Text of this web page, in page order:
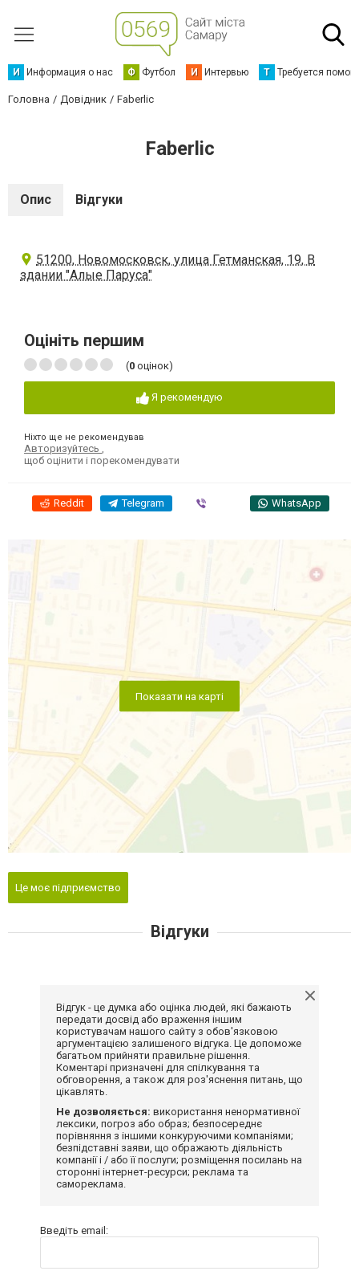
И Информация о нас Ф Футбол И Интервью Т Требуется
Головна Довідник Faberlic
Faberlic
Опис Відгуки
51200, Новомосковск, улица Гетманская, 19, В
здании "Алые Паруса"
Оцініть першим
(0 оцінок)
Я рекомендую
Ніхто ще не рекомендував
Авторизуйтесь
щоб оцінити і порекомендувати
Reddit Telegram WhatsApp
Показати на карті
Це моє підприємство
Відгуки
Відгук - це думка або оцінка людей, які бажають
передати досвід або враження іншим
користувачам нашого сайту з обов'язковою
аргументацією залишеного відгука. Це допоможе
багатьом прийняти правильне рішення.
Коментарі призначені для спілкування та
обговорення, а також для роз'яснення питань, що
цікавлять.
Не дозволяється: використання ненормативної
лексики, погроз або образ; безпосереднє
порівняння з іншими конкуруючими компаніями;
безпідставні заяви, що ображають діяльність
компанії і / або її послуги; розміщення посилань на
сторонні інтернет-ресурси; реклама та
самореклама.
Введіть email: